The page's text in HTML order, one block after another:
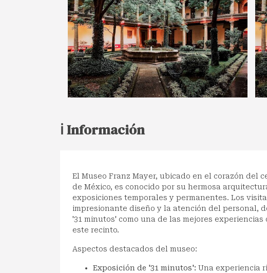
ℹ️ Información
El Museo Franz Mayer, ubicado en el corazón del
de México, es conocido por su hermosa
exposiciones temporales y permanentes. Los
impresionante diseño y la atención del personal,
'31 minutos' como una de las mejores
este recinto.
Aspectos destacados del museo:
Exposición de '31 minutos': Una experiencia